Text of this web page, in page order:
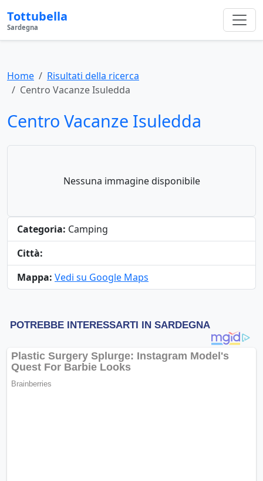
Tottubella
Sardegna
Home
Risultati della ricerca
Centro Vacanze Isuledda
Centro Vacanze Isuledda
Nessuna immagine disponibile
Categoria: Camping
Città:
Mappa: Vedi su Google Maps